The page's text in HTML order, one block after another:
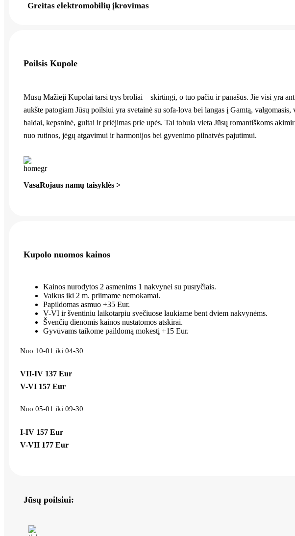
Greitas elektromobilių įkrovimas
Poilsis Kupole
Mūsų Mažieji Kupolai tarsi trys broliai – skirtingi, o tuo pačiu ir panašūs. Jie visi yra
aukšte patogiam Jūsų poilsiui yra svetainė su sofa-lova bei langas į Gamtą,
baldai, kepsninė, gultai ir priėjimas prie upės. Tai tobula vieta Jūsų romantiškoms
nuo rutinos, jėgų atgavimui ir harmonijos bei gyvenimo pilnatvės pajutimui.
VasaRojaus namų taisyklės >
Kupolo nuomos kainos
Kainos nurodytos 2 asmenims 1 nakvynei su pusryčiais.
Vaikus iki 2 m. priimame nemokamai.
Papildomas asmuo +35 Eur.
V-VI ir šventiniu laikotarpiu svečiuose laukiame bent dviem nakvynėms.
Švenčių dienomis kainos nustatomos atskirai.
Gyvūvams taikome paildomą mokestį +15 Eur.
Nuo 10-01 iki 04-30
VII-IV 137 Eur
V-VI 157 Eur
Nuo 05-01 iki 09-30
I-IV 157 Eur
V-VII 177 Eur
Jūsų poilsiui: